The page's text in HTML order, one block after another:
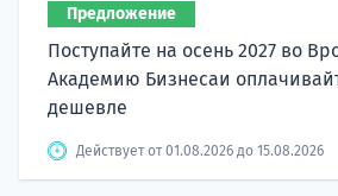
Предложение
Поступайте на осень 2027 во
Академию Бизнесаи
дешевле
Действует от 01.08.2026 до 15.08.2026